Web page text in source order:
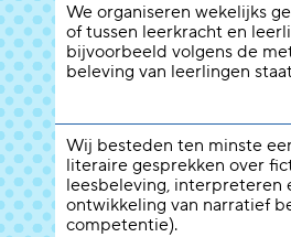
We organiseren wekelijks
of tussen leerkracht en
bijvoorbeeld volgens de
beleving van leerlingen
Wij besteden ten minste
literaire gesprekken over
leesbeleving, interpreteren
ontwikkeling van narratief
competentie).